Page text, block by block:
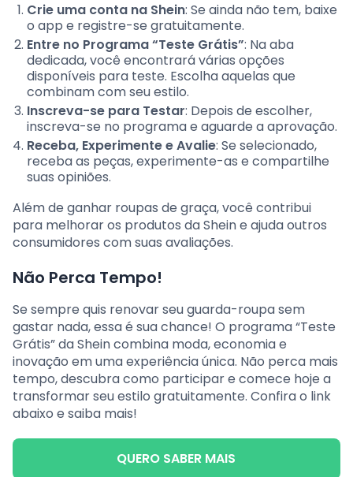
Crie uma conta na Shein: Se ainda não tem, baixe
o app e registre-se gratuitamente.
Entre no Programa “Teste Grátis”: Na aba
dedicada, você encontrará várias opções
disponíveis para teste. Escolha aquelas que
combinam com seu estilo.
Inscreva-se para Testar: Depois de escolher,
inscreva-se no programa e aguarde a aprovação.
Receba, Experimente e Avalie: Se selecionado,
receba as peças, experimente-as e compartilhe
suas opiniões.
Além de ganhar roupas de graça, você contribui
para melhorar os produtos da Shein e ajuda outros
consumidores com suas avaliações.
Não Perca Tempo!
Se sempre quis renovar seu guarda-roupa sem
gastar nada, essa é sua chance! O programa “Teste
Grátis” da Shein combina moda, economia e
inovação em uma experiência única. Não perca mais
tempo, descubra como participar e comece hoje a
transformar seu estilo gratuitamente. Confira o link
abaixo e saiba mais!
QUERO SABER MAIS